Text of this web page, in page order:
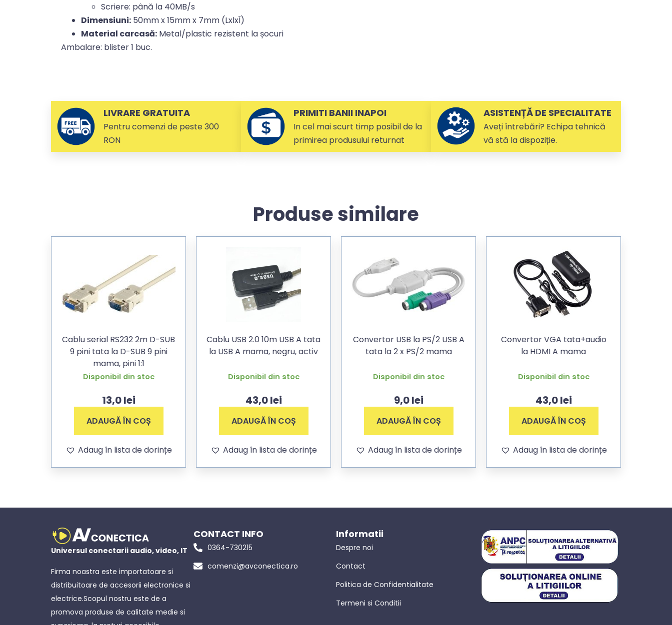
Scriere: până la 40MB/s
Dimensiuni: 50mm x 15mm x 7mm (LxℓxÎ)
Material carcasă: Metal/plastic rezistent la șocuri
Ambalare: blister 1 buc.
LIVRARE GRATUITA
Pentru comenzi de peste 300
RON
PRIMITI BANII INAPOI
In cel mai scurt timp posibil de la
primirea produsului returnat
ASISTENȚĂ DE SPECIALITATE
Aveți întrebări? Echipa tehnică
vă stă la dispoziție.
Produse similare
Cablu serial RS232 2m D-SUB
9 pini tata la D-SUB 9 pini
mama, pini 1:1
Disponibil din stoc
13,0lei
ADAUGĂ ÎN COȘ
Adaug în lista de dorințe
Cablu USB 2.0 10m USB A tata
la USB A mama, negru, activ
Disponibil din stoc
43,0lei
ADAUGĂ ÎN COȘ
Adaug în lista de dorințe
Convertor USB la PS/2 USB A
tata la 2 x PS/2 mama
Disponibil din stoc
9,0lei
ADAUGĂ ÎN COȘ
Adaug în lista de dorințe
Convertor VGA tata+audio
la HDMI A mama
Disponibil din stoc
43,0lei
ADAUGĂ ÎN COȘ
Adaug în lista de dorințe
Universul conectarii audio, video, IT
Firma noastra este importatoare si
distribuitoare de accesorii electronice si
electrice.Scopul nostru este de a
promova produse de calitate medie si
CONTACT INFO
0364-730215
comenzi@avconectica.ro
Informatii
Despre noi
Contact
Politica de Confidentialitate
Termeni si Conditii